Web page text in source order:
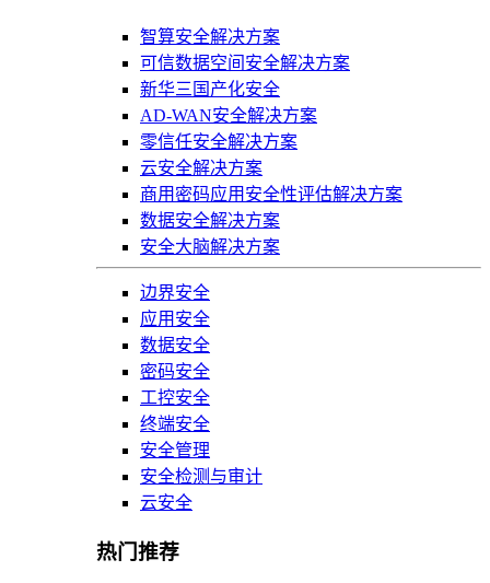
智算安全解决方案
可信数据空间安全解决方案
新华三国产化安全
AD-WAN安全解决方案
零信任安全解决方案
云安全解决方案
商用密码应用安全性评估解决方案
数据安全解决方案
安全大脑解决方案
边界安全
应用安全
数据安全
密码安全
工控安全
终端安全
安全管理
安全检测与审计
云安全
热门推荐